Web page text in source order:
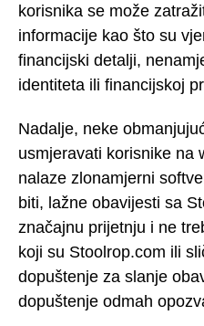
korisnika se može
informacije kao što su
financijski detalji,
identiteta ili financijskoj
Nadalje, neke
usmjeravati korisnike na
nalaze zlonamjerni
biti, lažne obavijesti sa
značajnu prijetnju i ne
koji su Stoolrop.com ili
dopuštenje za slanje
dopuštenje odmah